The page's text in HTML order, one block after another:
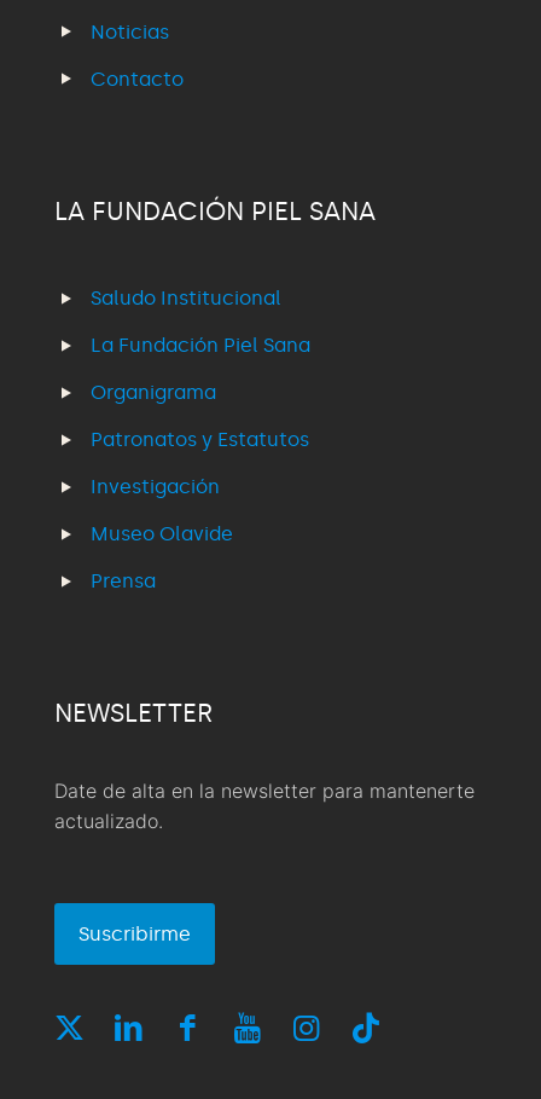
Noticias
Contacto
LA FUNDACIÓN PIEL SANA
Saludo Institucional
La Fundación Piel Sana
Organigrama
Patronatos y Estatutos
Investigación
Museo Olavide
Prensa
NEWSLETTER
Date de alta en la newsletter para mantenerte
actualizado.
Suscribirme